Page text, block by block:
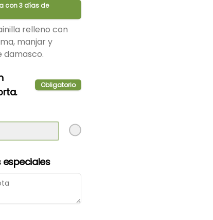
con 3 días de
relleno con
manjar y
damasco.
Obligatorio
especiales